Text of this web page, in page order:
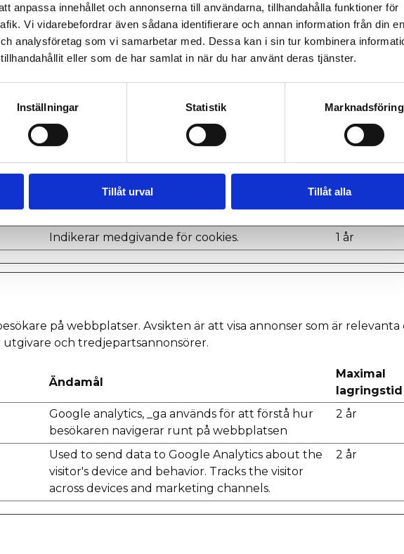
anpassa innehållet och annonserna till användarna, tillhandahålla funktioner för
Vi vidarebefordrar även sådana identifierare och annan information från din
analysföretag som vi samarbetar med. Dessa kan i sin tur kombinera
eller som de har samlat in när du har använt deras tjänster.
Inställningar Statistik Marknadsföring
Tillåt urval Tillåt alla
av Cookiebot:
genom att aktivera grundläggande funktioner, såsom sidnavigering
korrekt utan dessa cookies.
Ändamål
Maximal
Used to count the number of sessions to the
website, necessary for optimizing CMP product
delivery.
Indikerar medgivande för cookies. 1 år
på webbplatser. Avsikten är att visa annonser som är
och tredjepartsannonsörer.
Ändamål
Maximal
lagringstid
Google analytics, _ga används för att förstå hur
besökaren navigerar runt på webbplatsen
2 år
Used to send data to Google Analytics about the
visitor's device and behavior. Tracks the visitor
across devices and marketing channels.
2 år